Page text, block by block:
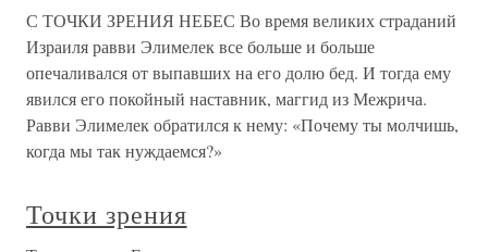
С ТОЧКИ ЗРЕНИЯ НЕБЕС Во время великих страданий
Израиля равви Элимелек все больше и больше
опечаливался от выпавших на его долю бед. И тогда ему
явился его покойный наставник, маггид из Межрича.
Равви Элимелек обратился к нему: «Почему ты молчишь,
когда мы так нуждаемся?»
Точки зрения